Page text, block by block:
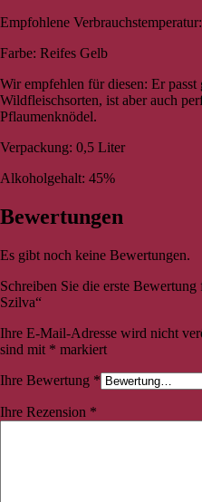
Empfohlene
Farbe: Reifes Gelb
Wir empfehlen für diesen: Er passt
Wildfleischsorten, ist aber auch
Pflaumenknödel.
Verpackung: 0,5 Liter
Alkoholgehalt: 45%
Bewertungen
Es gibt noch keine Bewertungen.
Schreiben Sie die erste
Szilva“
Ihre E-Mail-Adresse wird nicht
sind mit * markiert
Ihre Bewertung *
Ihre Rezension *